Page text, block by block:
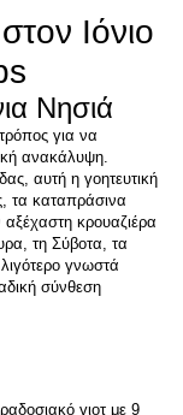
Ιόνιο
Νησιά
για να
ανακάλυψη.
αυτή η γοητευτική
τα καταπράσινα
αξέχαστη κρουαζιέρα
τη Σύβοτα, τα
γνωστά
σύνθεση
γιοτ με 9